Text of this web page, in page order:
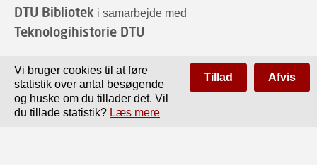
DTU Bibliotek i samarbejde med
Teknologihistorie DTU
Vi bruger cookies til at føre
statistik over antal besøgende
og huske om du tillader det. Vil
du tillade statistik? Læs mere
Tillad Afvis